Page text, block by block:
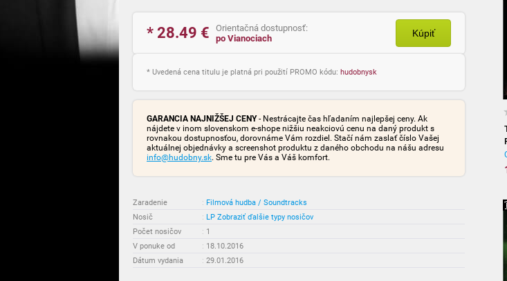
* 28.49 €
Orientačná dostupnosť:
po Vianociach
Kúpiť
* Uvedená cena titulu je platná pri použití PROMO kódu: hudobnysk
GARANCIA NAJNIŽŠEJ CENY- Nestrácajte čas hľadaním najlepšej ceny. Ak
nájdete v inom slovenskom e-shope nižšiu neakciovú cenu na daný produkt s
rovnakou dostupnosťou, dorovnáme Vám rozdiel. Stačí nám zaslať číslo Vašej
aktuálnej objednávky a screenshot produktu z daného obchodu na nášu adresu
info@hudobny.sk. Sme tu pre Vás a Váš komfort.
Zaradenie : Filmová hudba / Soundtracks
Nosič
: LP Zobraziť ďalšie typy nosičov
Počet nosičov
: 1
V ponuke od
: 18.10.2016
Dátum vydania
: 29.01.2016